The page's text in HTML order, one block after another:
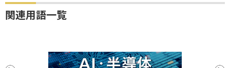
関連用語一覧